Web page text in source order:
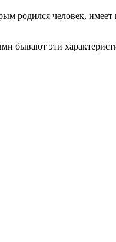
родился человек,
бывают эти